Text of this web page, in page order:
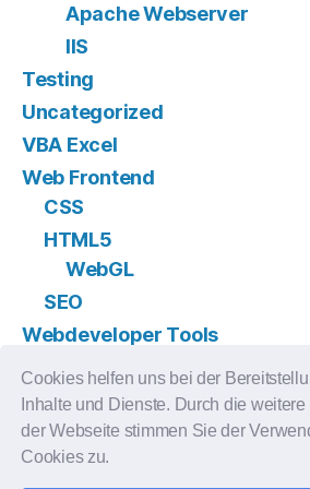
Cookies helfen uns bei der
Inhalte und Dienste. Durch die
der Webseite stimmen Sie der
Cookies zu.
Apache Webserver
IIS
Testing
Uncategorized
VBA Excel
Web Frontend
CSS
HTML5
WebGL
SEO
Webdeveloper Tools
Subversion